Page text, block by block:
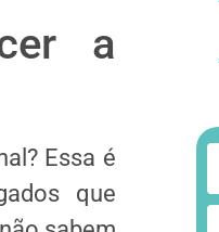
a
Essa é
que